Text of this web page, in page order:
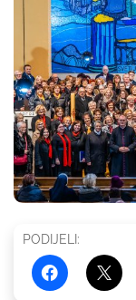
PODIJELI: